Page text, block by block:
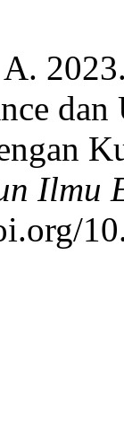
dan
Ilmu